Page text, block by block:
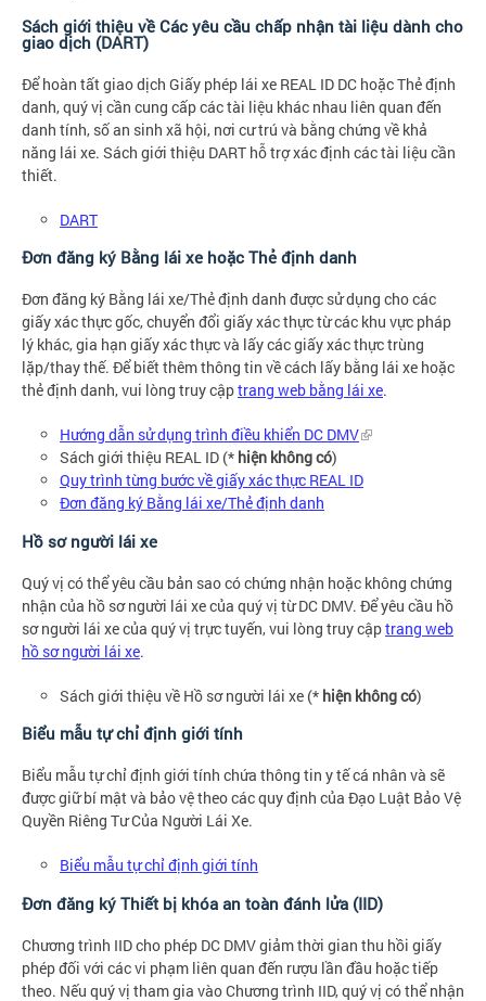
Sách giới thiệu về Các yêu cầu chấp nhận tài liệu dành cho
giao dịch (DART)
Để hoàn tất giao dịch Giấy phép lái xe REAL ID DC hoặc Thẻ định
danh, quý vị cần cung cấp các tài liệu khác nhau liên quan đến
danh tính, số an sinh xã hội, nơi cư trú và bằng chứng về khả
năng lái xe. Sách giới thiệu DART hỗ trợ xác định các tài liệu cần
thiết.
DART
Đơn đăng ký Bằng lái xe hoặc Thẻ định danh
Đơn đăng ký Bằng lái xe/Thẻ định danh được sử dụng cho các
giấy xác thực gốc, chuyển đổi giấy xác thực từ các khu vực pháp
lý khác, gia hạn giấy xác thực và lấy các giấy xác thực trùng
lặp/thay thế. Để biết thêm thông tin về cách lấy bằng lái xe hoặc
thẻ định danh, vui lòng truy cậptrang web bằng lái xe.
Hướng dẫn sử dụng trình điều khiển DC DMV
Sách giới thiệu REAL ID (* hiện không có)
Quy trình từng bước về giấy xác thực REAL ID
Đơn đăng ký Bằng lái xe/Thẻ định danh
Hồ sơ người lái xe
Quý vị có thể yêu cầu bản sao có chứng nhận hoặc không chứng
nhận của hồ sơ người lái xe của quý vị từ DC DMV. Để yêu cầu hồ
sơ người lái xe của quý vị trực tuyến, vui lòng truy cậptrang web
hồ sơ người lái xe.
Sách giới thiệu về Hồ sơ người lái xe (* hiện không có)
Biểu mẫu tự chỉ định giới tính
Biểu mẫu tự chỉ định giới tính chứa thông tin y tế cá nhân và sẽ
được giữ bí mật và bảo vệ theo các quy định của Đạo Luật Bảo Vệ
Quyền Riêng Tư Của Người Lái Xe.
Biểu mẫu tự chỉ định giới tính
Đơn đăng ký Thiết bị khóa an toàn đánh lửa (IID)
Chương trình IID cho phép DC DMV giảm thời gian thu hồi giấy
phép đối với các vi phạm liên quan đến rượu lần đầu hoặc tiếp
theo. Nếu quý vị tham gia vào Chương trình IID, quý vị có thể nhận